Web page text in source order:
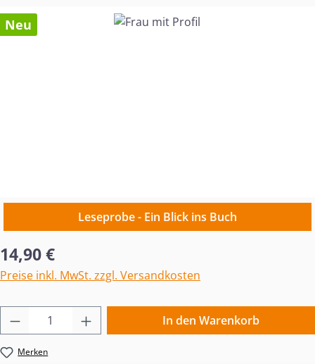
Neu
Bildergalerie überspringen
Leseprobe - Ein Blick ins Buch
Regulärer Preis:
14,90 €
Preise inkl. MwSt. zzgl. Versandkosten
Produkt Anzahl: Gib den gewünschten
In den Warenkorb
Merken